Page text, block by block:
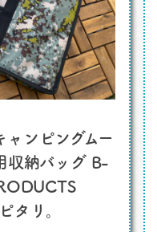
ャンピングムー
収納バッグ B-
タリ。